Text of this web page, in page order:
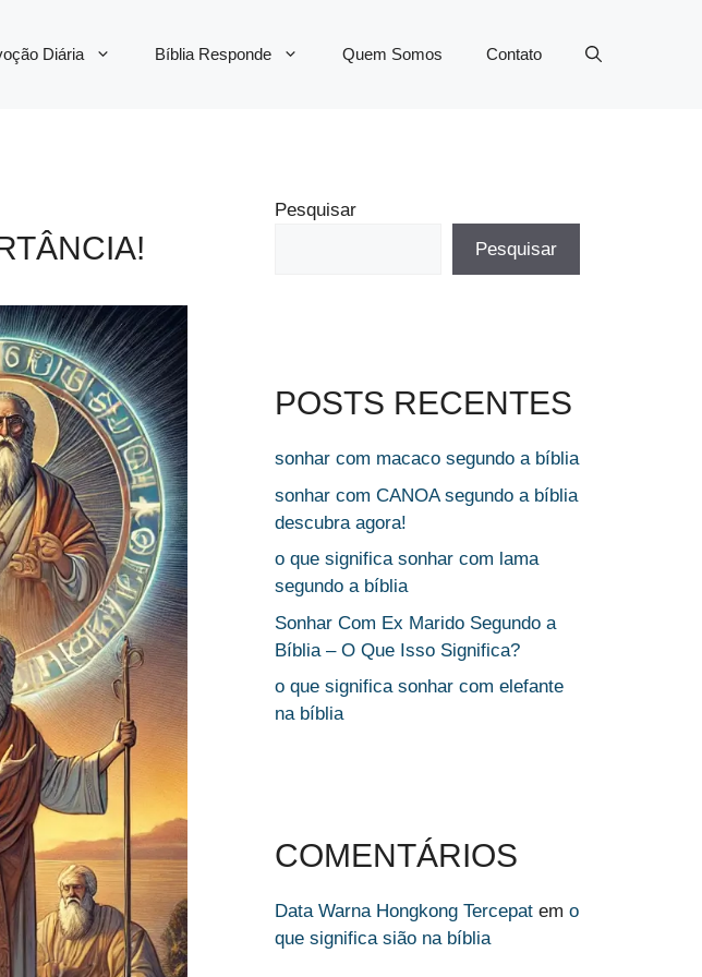
Diária Bíblia Responde Quem Somos Contato
Pesquisar
Pesquisar
POSTS RECENTES
sonhar com macaco segundo a bíblia
sonhar com CANOA segundo a bíblia
descubra agora!
o que significa sonhar com lama
segundo a bíblia
Sonhar Com Ex Marido Segundo a
Bíblia – O Que Isso Significa?
o que significa sonhar com elefante
na bíblia
COMENTÁRIOS
Data Warna Hongkong Tercepat em o
que significa sião na bíblia